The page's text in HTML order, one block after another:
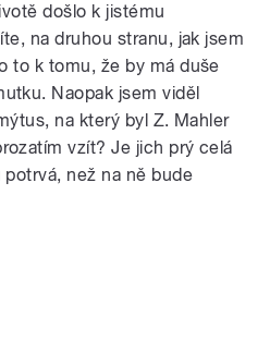
došlo k jistému
na druhou stranu, jak jsem
to k tomu, že by má duše
Naopak jsem viděl
na který byl Z. Mahler
vzít? Je jich prý celá
než na ně bude